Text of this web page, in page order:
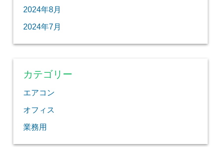
2024年8月
2024年7月
カテゴリー
エアコン
オフィス
業務用